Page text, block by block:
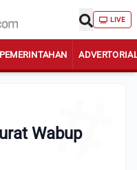
LIVE
PEMERINTAHAN
Wabup